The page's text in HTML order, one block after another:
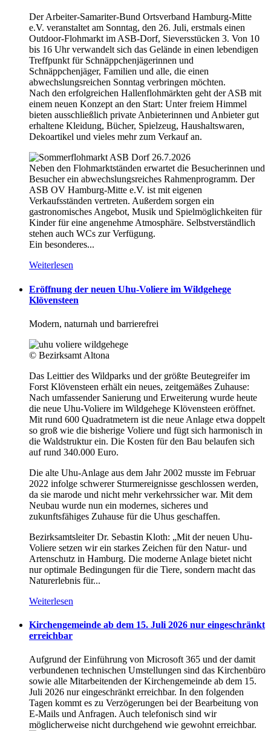
Der Arbeiter-Samariter-Bund Ortsverband Hamburg-Mitte
e.V. veranstaltet am Sonntag, den 26. Juli, erstmals einen
Outdoor-Flohmarkt im ASB-Dorf, Sieversstücken 3. Von 10
bis 16 Uhr verwandelt sich das Gelände in einen lebendigen
Treffpunkt für Schnäppchenjägerinnen und
Schnäppchenjäger, Familien und alle, die einen
abwechslungsreichen Sonntag verbringen möchten.
Nach den erfolgreichen Hallenflohmärkten geht der ASB mit
einem neuen Konzept an den Start: Unter freiem Himmel
bieten ausschließlich private Anbieterinnen und Anbieter gut
erhaltene Kleidung, Bücher, Spielzeug, Haushaltswaren,
Dekoartikel und vieles mehr zum Verkauf an.
Neben den Flohmarktständen erwartet die Besucherinnen und
Besucher ein abwechslungsreiches Rahmenprogramm. Der
ASB OV Hamburg-Mitte e.V. ist mit eigenen
Verkaufsständen vertreten. Außerdem sorgen ein
gastronomisches Angebot, Musik und Spielmöglichkeiten für
Kinder für eine angenehme Atmosphäre. Selbstverständlich
stehen auch WCs zur Verfügung.
Ein besonderes...
Weiterlesen
Eröffnung der neuen Uhu-Voliere im Wildgehege
Klövensteen
Modern, naturnah und barrierefrei
© Bezirksamt Altona
Das Leittier des Wildparks und der größte Beutegreifer im
Forst Klövensteen erhält ein neues, zeitgemäßes Zuhause:
Nach umfassender Sanierung und Erweiterung wurde heute
die neue Uhu-Voliere im Wildgehege Klövensteen eröffnet.
Mit rund 600 Quadratmetern ist die neue Anlage etwa doppelt
so groß wie die bisherige Voliere und fügt sich harmonisch in
die Waldstruktur ein. Die Kosten für den Bau belaufen sich
auf rund 340.000 Euro.
Die alte Uhu-Anlage aus dem Jahr 2002 musste im Februar
2022 infolge schwerer Sturmereignisse geschlossen werden,
da sie marode und nicht mehr verkehrssicher war. Mit dem
Neubau wurde nun ein modernes, sicheres und
zukunftsfähiges Zuhause für die Uhus geschaffen.
Bezirksamtsleiter Dr. Sebastin Kloth: „Mit der neuen Uhu-
Voliere setzen wir ein starkes Zeichen für den Natur- und
Artenschutz in Hamburg. Die moderne Anlage bietet nicht
nur optimale Bedingungen für die Tiere, sondern macht das
Naturerlebnis für...
Weiterlesen
Kirchengemeinde ab dem 15. Juli 2026 nur eingeschränkt
erreichbar
Aufgrund der Einführung von Microsoft 365 und der damit
verbundenen technischen Umstellungen sind das Kirchenbüro
sowie alle Mitarbeitenden der Kirchengemeinde ab dem 15.
Juli 2026 nur eingeschränkt erreichbar. In den folgenden
Tagen kommt es zu Verzögerungen bei der Bearbeitung von
E-Mails und Anfragen. Auch telefonisch sind wir
möglicherweise nicht durchgehend wie gewohnt erreichbar.